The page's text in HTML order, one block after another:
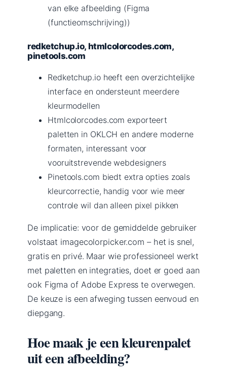
van elke afbeelding (Figma
(functieomschrijving))
redketchup.io, htmlcolorcodes.com,
pinetools.com
Redketchup.io heeft een overzichtelijke
interface en ondersteunt meerdere
kleurmodellen
Htmlcolorcodes.com exporteert
paletten in OKLCH en andere moderne
formaten, interessant voor
vooruitstrevende webdesigners
Pinetools.com biedt extra opties zoals
kleurcorrectie, handig voor wie meer
controle wil dan alleen pixel pikken
De implicatie: voor de gemiddelde gebruiker
volstaat imagecolorpicker.com – het is snel,
gratis en privé. Maar wie professioneel werkt
met paletten en integraties, doet er goed aan
ook Figma of Adobe Express te overwegen.
De keuze is een afweging tussen eenvoud en
diepgang.
Hoe maak je een kleurenpalet
uit een afbeelding?